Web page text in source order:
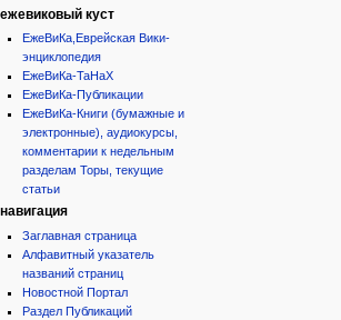
ежевиковый куст
ЕжеВиКа,Еврейская Вики-
энциклопедия
ЕжеВиКа-ТаНаХ
ЕжеВиКа-Публикации
ЕжеВиКа-Книги (бумажные и
электронные), аудиокурсы,
комментарии к недельным
разделам Торы, текущие
статьи
навигация
Заглавная страница
Алфавитный указатель
названий страниц
Новостной Портал
Раздел Публикаций